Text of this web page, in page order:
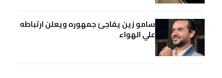
سامو زين يفاجئ جمهوره ويعلن ارتباطه
علي الهواء